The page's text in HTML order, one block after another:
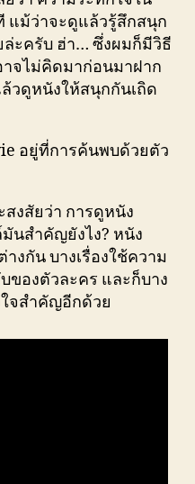
แม้ว่าจะดูแล้วรู้สึกสนุก
ล่ะครับ ฮ่า… ซึ่งผมก็มีวิธี
จไม่คิดมาก่อนมาฝาก
วดูหนังให้สนุกกันเถิด
อยู่ที่การค้นพบด้วยตัว
งสัยว่า การดูหนัง
นสำคัญยังไง? หนัง
างกัน บางเรื่องใช้ความ
ของตัวละคร และก็บาง
จสำคัญอีกด้วย